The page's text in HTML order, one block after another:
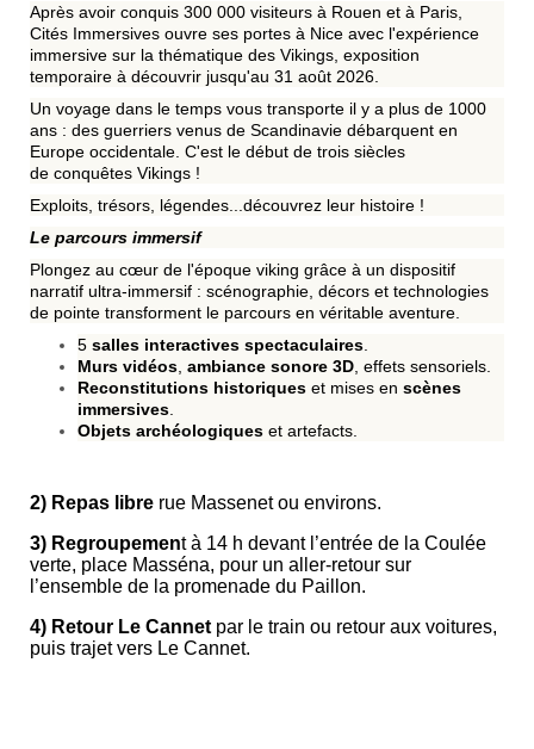
Après avoir conquis 300 000 visiteurs à Rouen et à Paris,
Cités Immersives ouvre ses portes à Nice avec l'expérience
immersive sur la thématique des Vikings , exposition
temporaire à découvrir jusqu'au 31 août 2026.
Un voyage dans le temps vous transporte il y a plus de 1000
ans : des guerriers venus de Scandinavie débarquent en
Europe occidentale. C'est le début de trois siècles
de conquêtes Vikings !
Exploits trésors légendes ...découvrez leur histoire !
Le parcours immersif
Plongez au cœur de l'époque viking grâce à un dispositif
narratif ultra-immersif : scénographie, décors et technologies
de pointe transforment le parcours en véritable aventure
5 salles interactives spectaculaires
Murs vidéos ambiance sonore 3D , effets sensoriels.
Reconstitutions historiques et mises en scènes
immersives
Objets archéologiques et artefacts.
2) Repas libre rue Massenet ou environs.
3) Regroupement à 14 h devant l’entrée de la Coulée
verte, place Masséna, pour un aller‑retour sur
l’ensemble de la promenade du Paillon.
4) Retour Le Cannet par le train ou retour aux voitures,
puis trajet vers Le Cannet.